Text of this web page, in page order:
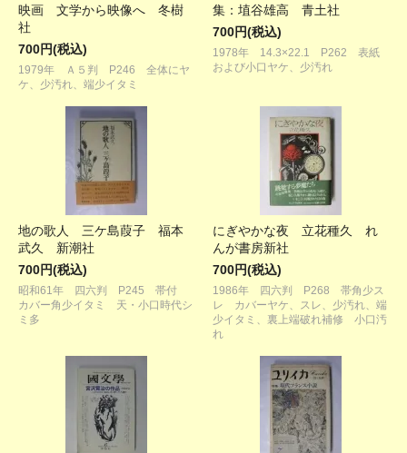
映画 文学から映像へ 冬樹
社
700円(税込)
1979年 Ａ５判 P246 全体にヤ
ケ、少汚れ、端少イタミ
集：埴谷雄高 青土社
700円(税込)
1978年 14.3×22.1 P262 表紙
および小口ヤケ、少汚れ
地の歌人 三ケ島葭子 福本
武久 新潮社
700円(税込)
昭和61年 四六判 P245 帯付
カバー角少イタミ 天・小口時代シ
ミ多
にぎやかな夜 立花種久 れ
んが書房新社
700円(税込)
1986年 四六判 P268 帯角少ス
レ カバーヤケ、スレ、少汚れ、端
少イタミ、裏上端破れ補修 小口汚
れ